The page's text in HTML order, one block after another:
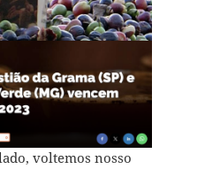
voltemos nosso